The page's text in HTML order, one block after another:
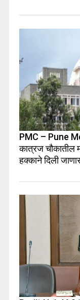
PMC – Pune
कात्रज चौकातील
हक्काने दिली